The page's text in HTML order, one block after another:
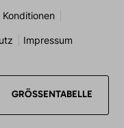
Impressum
GRÖSSENTABELLE